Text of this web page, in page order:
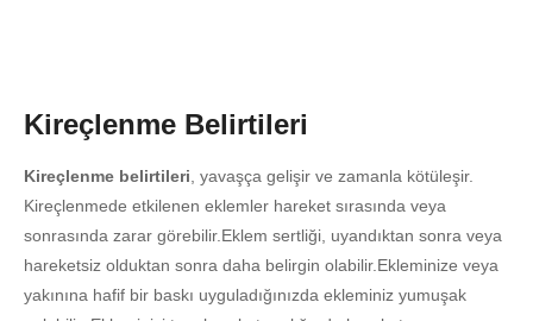
Kireçlenme Belirtileri
Kireçlenme belirtileri , yavaşça gelişir ve zamanla kötüleşir.
Kireçlenmede etkilenen eklemler hareket sırasında veya
sonrasında zarar görebilir.Eklem sertliği, uyandıktan sonra veya
hareketsiz olduktan sonra daha belirgin olabilir.Ekleminize veya
yakınına hafif bir baskı uyguladığınızda ekleminiz yumuşak